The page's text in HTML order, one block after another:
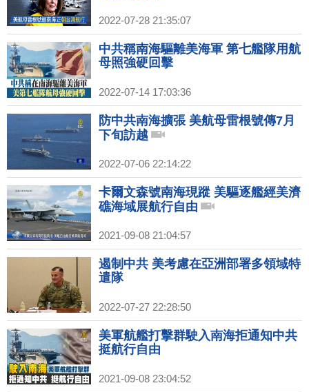
2022-07-28 21:35:07
中共稱南海驅離美海軍 第七艦隊用航
母照強硬回擊
2022-07-14 17:03:36
防中共南海擴張 美航母雷根號傳7月
下旬訪越
2022-07-06 22:14:22
卡爾文森號南海現蹤 美驅逐艦經美濟
礁海域展航行自由
2021-09-08 21:04:57
遏制中共 美考慮在亞洲部署多領域特
遣隊
2022-07-27 22:28:50
美軍航艦打擊群駛入南海拒通知中共
挺航行自由
2021-09-08 23:04:52